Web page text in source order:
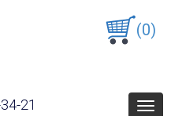
21
(0)